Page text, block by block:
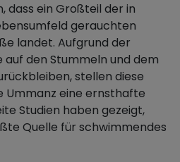
dass ein Großteil der in
gerauchten
landet. Aufgrund der
auf den Stummeln und dem
stellen diese
Ummanz eine ernsthafte
Studien haben gezeigt,
Quelle für schwimmendes